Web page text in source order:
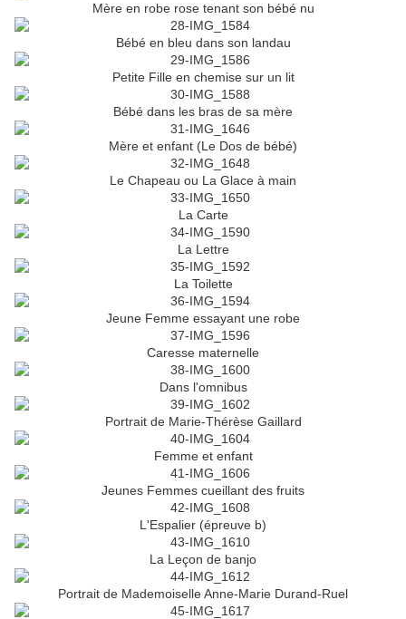
Mère en robe rose tenant son bébé nu
Bébé en bleu dans son landau
Petite Fille en chemise sur un lit
Bébé dans les bras de sa mère
Mère et enfant (Le Dos de bébé)
Le Chapeau ou La Glace à main
La Carte
La Lettre
La Toilette
Jeune Femme essayant une robe
Caresse maternelle
Dans l'omnibus
Portrait de Marie-Thérèse Gaillard
Femme et enfant
Jeunes Femmes cueillant des fruits
L'Espalier (épreuve b)
La Leçon de banjo
Portrait de Mademoiselle Anne-Marie Durand-Ruel